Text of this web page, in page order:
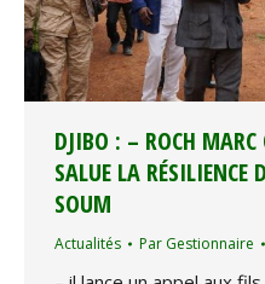
DJIBO : – ROCH
SALUE LA RÉSILIENCE
SOUM
Actualités Par Gestionnaire